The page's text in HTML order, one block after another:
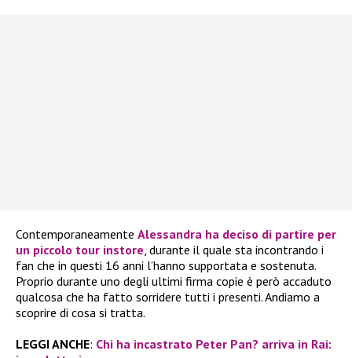
Contemporaneamente Alessandra ha deciso di partire per
un piccolo tour instore, durante il quale sta incontrando i
fan che in questi 16 anni l’hanno supportata e sostenuta.
Proprio durante uno degli ultimi firma copie è però accaduto
qualcosa che ha fatto sorridere tutti i presenti. Andiamo a
scoprire di cosa si tratta.
LEGGI ANCHE: Chi ha incastrato Peter Pan? arriva in Rai: